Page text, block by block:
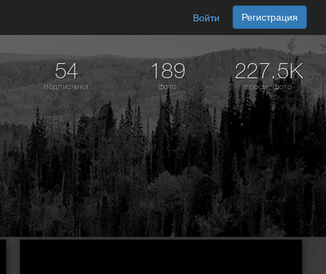
Войти Регистрация
54
подписчики
189
фото
227.5K
просм. фото